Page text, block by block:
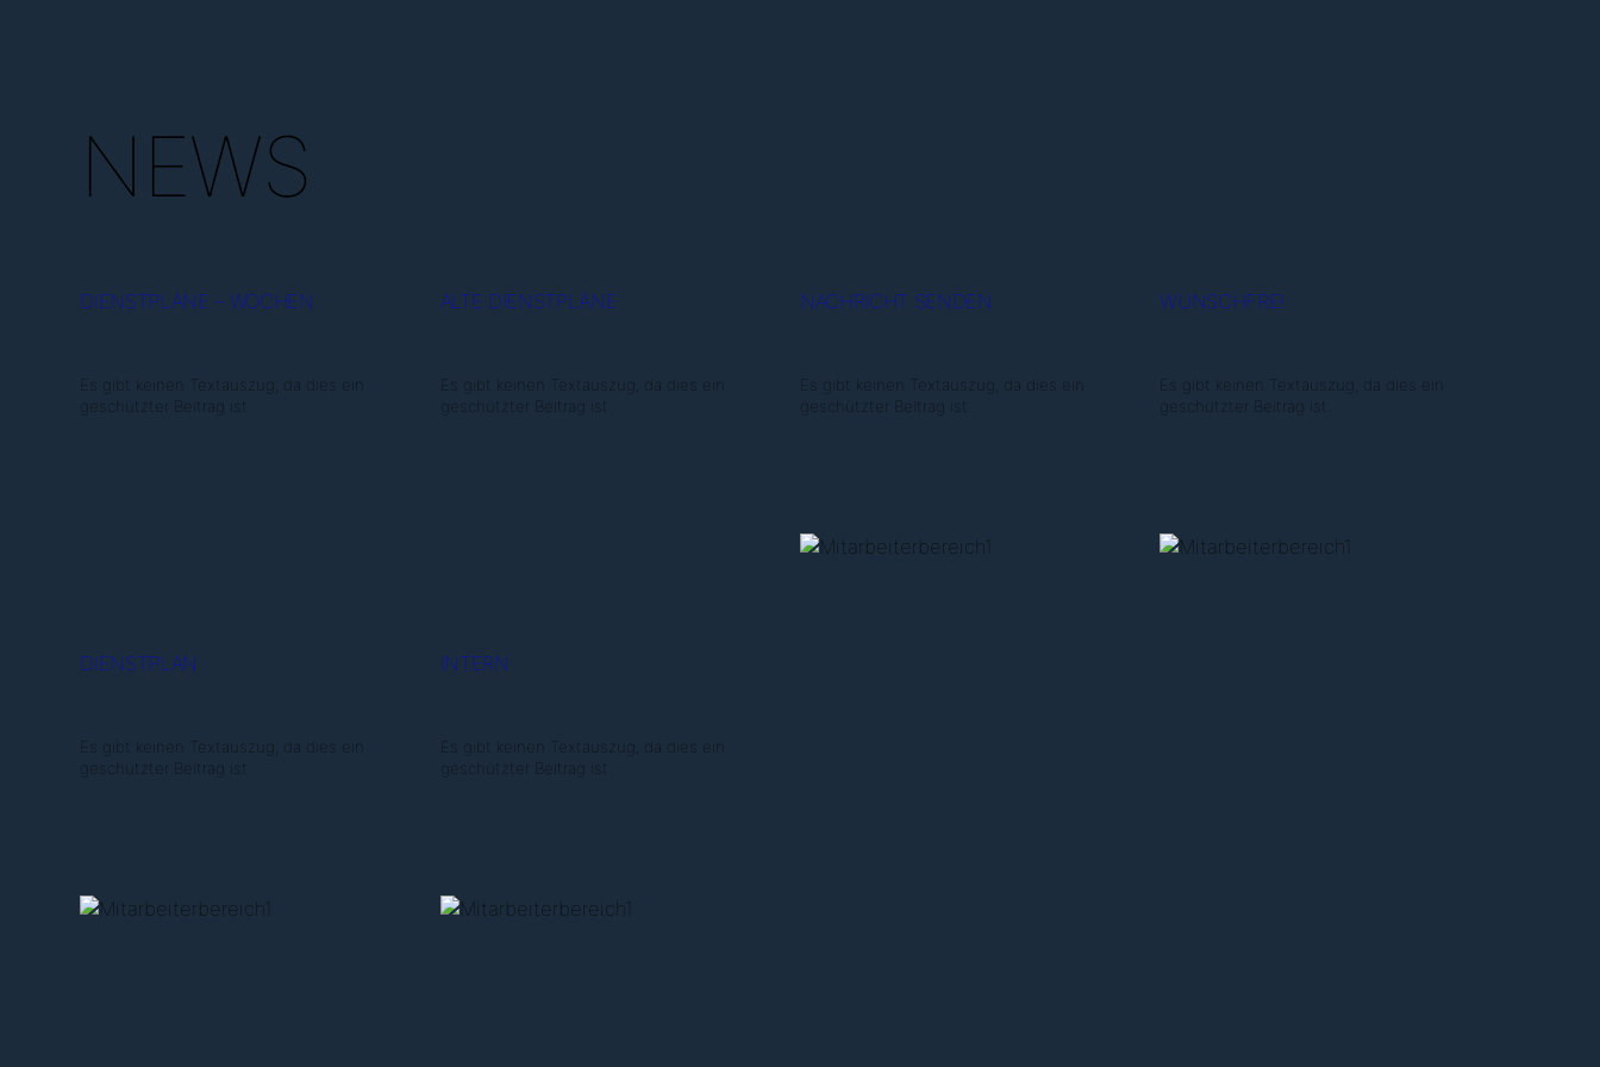
NEWS
DIENSTPLÄNE – WOCHEN
Es gibt keinen Textauszug, da dies ein
geschützter Beitrag ist.
ALTE DIENSTPLÄNE
Es gibt keinen Textauszug, da dies ein
geschützter Beitrag ist.
NACHRICHT SENDEN
Es gibt keinen Textauszug, da dies ein
geschützter Beitrag ist.
WUNSCHFREI
Es gibt keinen Textauszug, da dies ein
geschützter Beitrag ist.
DIENSTPLAN
Es gibt keinen Textauszug, da dies ein
geschützter Beitrag ist.
INTERN
Es gibt keinen Textauszug, da dies ein
geschützter Beitrag ist.